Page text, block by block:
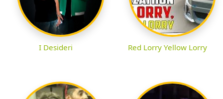
I Desideri Red Lorry Yellow Lorry